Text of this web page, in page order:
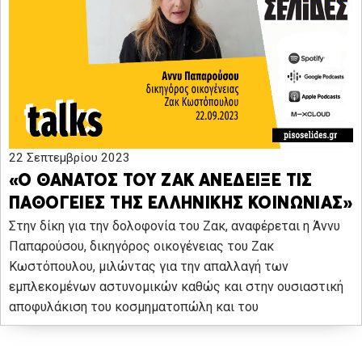
22 Σεπτεμβρίου 2023
«Ο ΘΑΝΑΤΟΣ ΤΟΥ ΖΑΚ ΑΝΕΔΕΙΞΕ ΤΙΣ
ΠΑΘΟΓΕΙΕΣ ΤΗΣ ΕΛΛΗΝΙΚΗΣ ΚΟΙΝΩΝΙΑΣ»
Στην δίκη για την δολοφονία του Ζακ, αναφέρεται η Άννυ
Παπαρούσου, δικηγόρος οικογένειας του Ζακ
Κωστόπουλου, μιλώντας για την απαλλαγή των
εμπλεκομένων αστυνομικών καθώς και στην ουσιαστική
αποφυλάκιση του κοσμηματοπώλη και του